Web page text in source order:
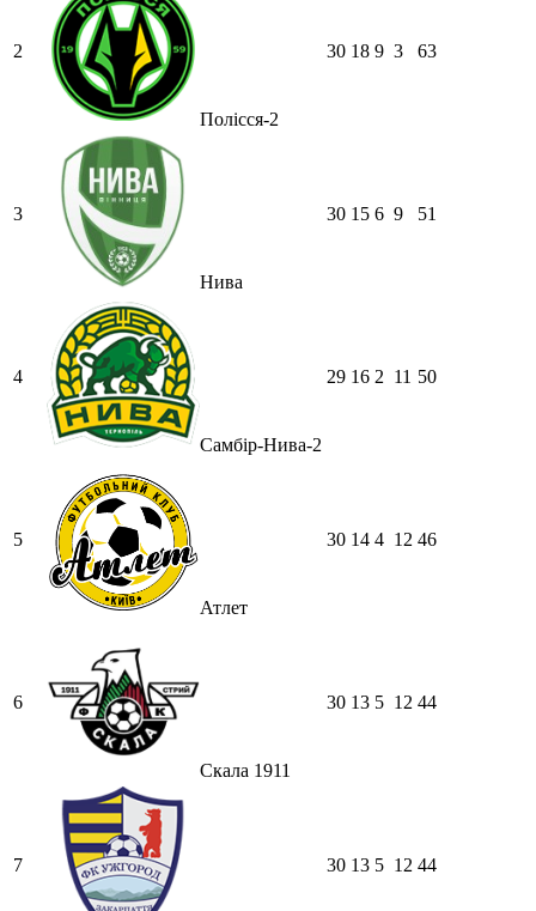
2
Полісся-2
30 18 9 3 63
3
Нива
30 15 6 9 51
4
Самбір-Нива-2
29 16 2 11 50
5
Атлет
30 14 4 12 46
6
Скала 1911
30 13 5 12 44
7 30 13 5 12 44